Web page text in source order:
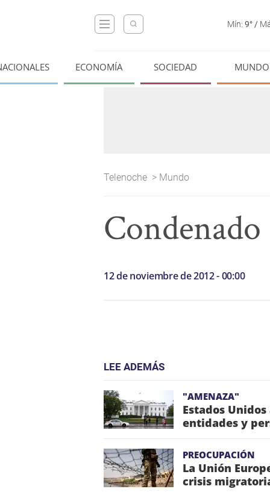
Mín: 9° /
ECONOMÍA SOCIEDAD MUNDO
Telenoche > Mundo
Condenado
12 de noviembre de 2012 - 00:00
LEE ADEMÁS
"AMENAZA"
Estados
entidades y
PREOCUPACIÓN
La Unión
crisis